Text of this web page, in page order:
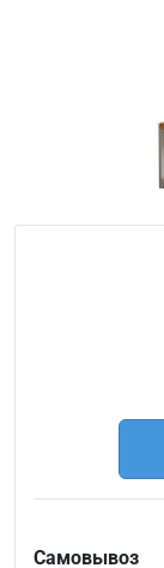
Самовывоз